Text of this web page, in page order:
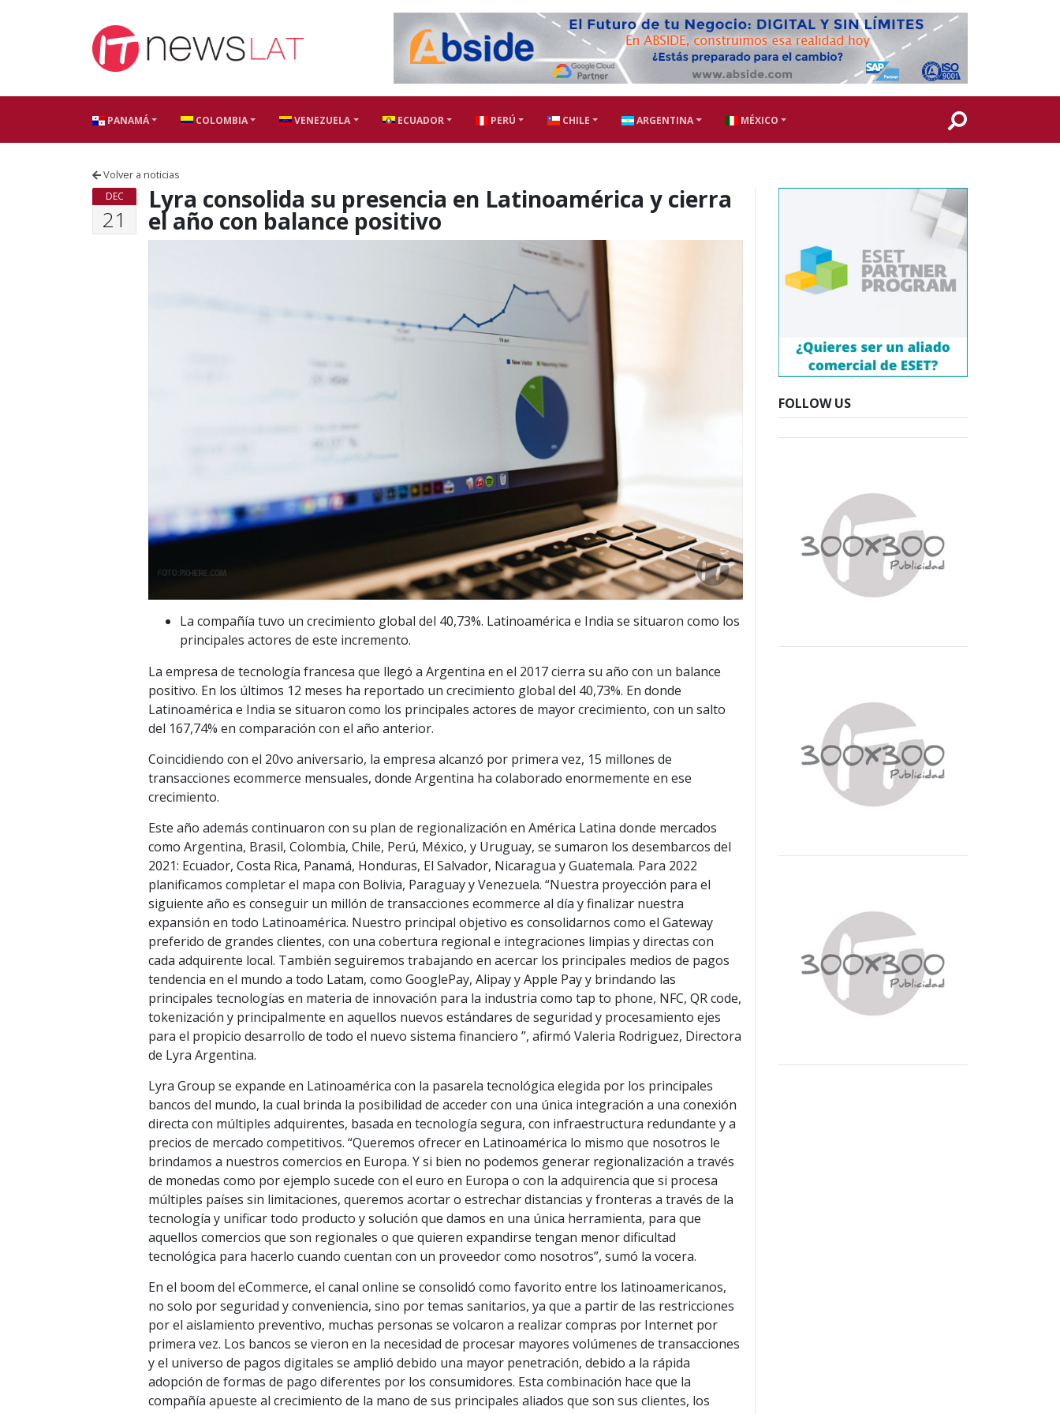
PANAMÁ COLOMBIA VENEZUELA ECUADOR PERÚ CHILE ARGENTINA MÉXICO
Volver a noticias
DEC
21
Lyra consolida su presencia en Latinoamérica y cierra
el año con balance positivo
La compañía tuvo un crecimiento global del 40,73%. Latinoamérica e India se situaron como los
principales actores de este incremento.
La empresa de tecnología francesa que llegó a Argentina en el 2017 cierra su año con un balance
positivo. En los últimos 12 meses ha reportado un crecimiento global del 40,73%. En donde
Latinoamérica e India se situaron como los principales actores de mayor crecimiento, con un salto
del 167,74% en comparación con el año anterior.
Coincidiendo con el 20vo aniversario, la empresa alcanzó por primera vez, 15 millones de
transacciones ecommerce mensuales, donde Argentina ha colaborado enormemente en ese
crecimiento.
Este año además continuaron con su plan de regionalización en América Latina donde mercados
como Argentina, Brasil, Colombia, Chile, Perú, México, y Uruguay, se sumaron los desembarcos del
2021: Ecuador, Costa Rica, Panamá, Honduras, El Salvador, Nicaragua y Guatemala. Para 2022
planificamos completar el mapa con Bolivia, Paraguay y Venezuela. “Nuestra proyección para el
siguiente año es conseguir un millón de transacciones ecommerce al día y finalizar nuestra
expansión en todo Latinoamérica. Nuestro principal objetivo es consolidarnos como el Gateway
preferido de grandes clientes, con una cobertura regional e integraciones limpias y directas con
cada adquirente local. También seguiremos trabajando en acercar los principales medios de pagos
tendencia en el mundo a todo Latam, como GooglePay, Alipay y Apple Pay y brindando las
principales tecnologías en materia de innovación para la industria como tap to phone, NFC, QR code,
tokenización y principalmente en aquellos nuevos estándares de seguridad y procesamiento ejes
para el propicio desarrollo de todo el nuevo sistema financiero ”, afirmó Valeria Rodriguez, Directora
de Lyra Argentina.
Lyra Group se expande en Latinoamérica con la pasarela tecnológica elegida por los principales
bancos del mundo, la cual brinda la posibilidad de acceder con una única integración a una conexión
directa con múltiples adquirentes, basada en tecnología segura, con infraestructura redundante y a
precios de mercado competitivos. “Queremos ofrecer en Latinoamérica lo mismo que nosotros le
brindamos a nuestros comercios en Europa. Y si bien no podemos generar regionalización a través
de monedas como por ejemplo sucede con el euro en Europa o con la adquirencia que si procesa
múltiples países sin limitaciones, queremos acortar o estrechar distancias y fronteras a través de la
tecnología y unificar todo producto y solución que damos en una única herramienta, para que
aquellos comercios que son regionales o que quieren expandirse tengan menor dificultad
tecnológica para hacerlo cuando cuentan con un proveedor como nosotros”, sumó la vocera.
En el boom del eCommerce, el canal online se consolidó como favorito entre los latinoamericanos,
no solo por seguridad y conveniencia, sino por temas sanitarios, ya que a partir de las restricciones
por el aislamiento preventivo, muchas personas se volcaron a realizar compras por Internet por
primera vez. Los bancos se vieron en la necesidad de procesar mayores volúmenes de transacciones
y el universo de pagos digitales se amplió debido una mayor penetración, debido a la rápida
adopción de formas de pago diferentes por los consumidores. Esta combinación hace que la
compañía apueste al crecimiento de la mano de sus principales aliados que son sus clientes, los
FOLLOW US